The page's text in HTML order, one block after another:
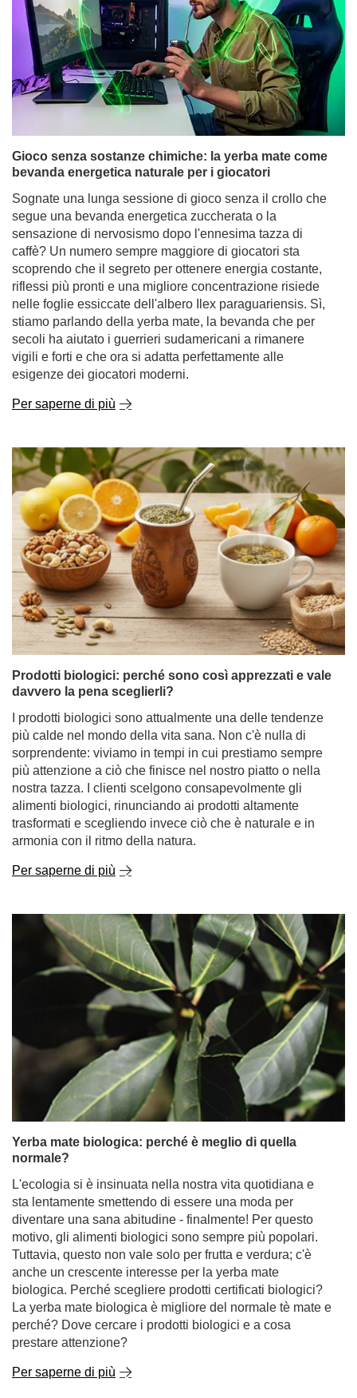
Gioco senza sostanze chimiche: la yerba mate come
bevanda energetica naturale per i giocatori
Sognate una lunga sessione di gioco senza il crollo che
segue una bevanda energetica zuccherata o la
sensazione di nervosismo dopo l'ennesima tazza di
caffè? Un numero sempre maggiore di giocatori sta
scoprendo che il segreto per ottenere energia costante,
riflessi più pronti e una migliore concentrazione risiede
nelle foglie essiccate dell'albero Ilex paraguariensis. Sì,
stiamo parlando della yerba mate, la bevanda che per
secoli ha aiutato i guerrieri sudamericani a rimanere
vigili e forti e che ora si adatta perfettamente alle
esigenze dei giocatori moderni.
Per saperne di più
Prodotti biologici: perché sono così apprezzati e vale
davvero la pena sceglierli?
I prodotti biologici sono attualmente una delle tendenze
più calde nel mondo della vita sana. Non c'è nulla di
sorprendente: viviamo in tempi in cui prestiamo sempre
più attenzione a ciò che finisce nel nostro piatto o nella
nostra tazza. I clienti scelgono consapevolmente gli
alimenti biologici, rinunciando ai prodotti altamente
trasformati e scegliendo invece ciò che è naturale e in
armonia con il ritmo della natura.
Per saperne di più
Yerba mate biologica: perché è meglio di quella
normale?
L'ecologia si è insinuata nella nostra vita quotidiana e
sta lentamente smettendo di essere una moda per
diventare una sana abitudine - finalmente! Per questo
motivo, gli alimenti biologici sono sempre più popolari.
Tuttavia, questo non vale solo per frutta e verdura; c'è
anche un crescente interesse per la yerba mate
biologica. Perché scegliere prodotti certificati biologici?
La yerba mate biologica è migliore del normale tè mate e
perché? Dove cercare i prodotti biologici e a cosa
prestare attenzione?
Per saperne di più